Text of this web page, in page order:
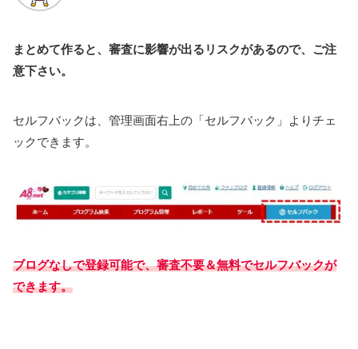
まとめて作ると、審査に影響が出るリスクがあるので、ご注
意下さい。
セルフバックは、管理画面右上の「セルフバック」よりチェ
ックできます。
ブログなしで登録可能で、審査不要＆無料でセルフバックが
できます。